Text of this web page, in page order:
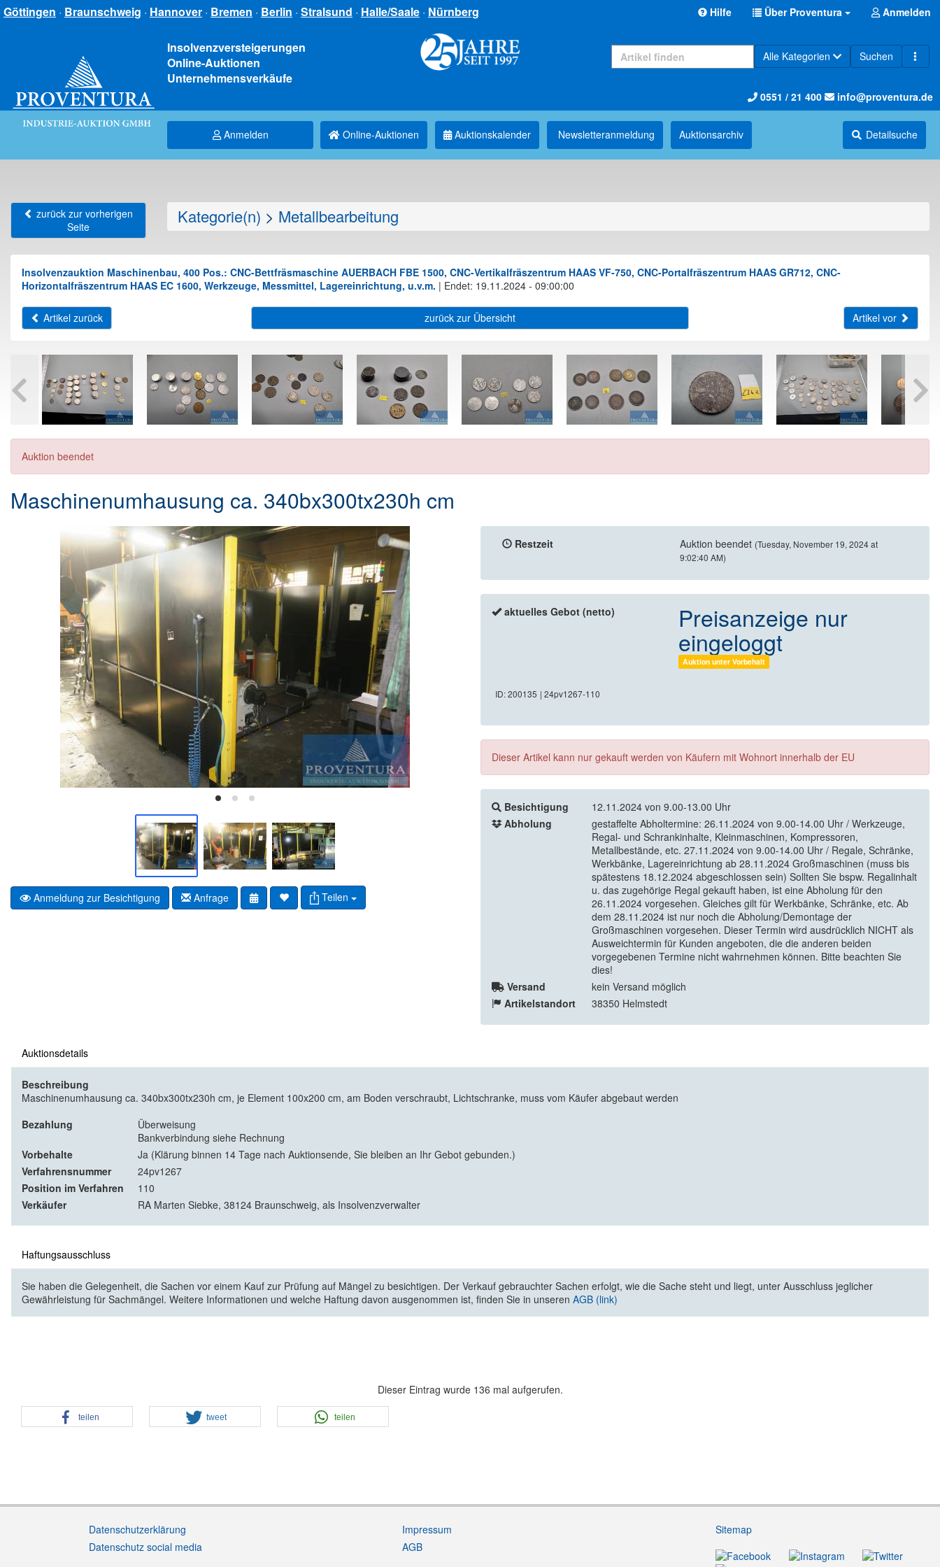
Göttingen · Braunschweig · Hannover · Bremen · Berlin · Stralsund · Halle/Saale · Nürnberg Hilfe Über Proventura Anmelden
Insolvenzversteigerungen
Online-Auktionen
Unternehmensverkäufe
Alle Kategorien Suchen
0551 / 21 400 info@proventura.de
Anmelden Online-Auktionen Auktionskalender Newsletter­anmeldung Auktions­archiv Detailsuche
zurück zur vorherigen
Seite
Kategorie(n) > Metallbearbeitung
Insolvenzauktion Maschinenbau, 400 Pos.: CNC-Bettfräsmaschine AUERBACH FBE 1500, CNC-Vertikalfräszentrum HAAS VF-750, CNC-Portalfräszentrum HAAS GR712, CNC-
Horizontalfräszentrum HAAS EC 1600, Werkzeuge, Messmittel, Lagereinrichtung, u.v.m. | Endet: 19.11.2024 - 09:00:00
Artikel zurück zurück zur Übersicht Artikel vor
Auktion beendet
Maschinenumhausung ca. 340bx300tx230h cm
Anmeldung zur Besichtigung Anfrage Teilen
Restzeit Auktion beendet (Tuesday, November 19, 2024 at
9:02:40 AM)
aktuelles Gebot (netto) Preisanzeige nur
eingeloggt
Auktion unter Vorbehalt
ID: 200135 | 24pv1267-110
Dieser Artikel kann nur gekauft werden von Käufern mit Wohnort innerhalb der EU
Besichtigung
12.11.2024 von 9.00-13.00 Uhr
Abholung
gestaffelte Abholtermine: 26.11.2024 von 9.00-14.00 Uhr / Werkzeuge,
Regal- und Schrankinhalte, Kleinmaschinen, Kompressoren,
Metallbestände, etc. 27.11.2024 von 9.00-14.00 Uhr / Regale, Schränke,
Werkbänke, Lagereinrichtung ab 28.11.2024 Großmaschinen (muss bis
spätestens 18.12.2024 abgeschlossen sein) Sollten Sie bspw. Regalinhalt
u. das zugehörige Regal gekauft haben, ist eine Abholung für den
26.11.2024 vorgesehen. Gleiches gilt für Werkbänke, Schränke, etc. Ab
dem 28.11.2024 ist nur noch die Abholung/Demontage der
Großmaschinen vorgesehen. Dieser Termin wird ausdrücklich NICHT als
Ausweichtermin für Kunden angeboten, die die anderen beiden
vorgegebenen Termine nicht wahrnehmen können. Bitte beachten Sie
dies!
Versand
kein Versand möglich
Artikelstandort
38350 Helmstedt
Auktionsdetails
Beschreibung
Maschinenumhausung ca. 340bx300tx230h cm, je Element 100x200 cm, am Boden verschraubt, Lichtschranke, muss vom Käufer abgebaut werden
Bezahlung
Überweisung
Bankverbindung siehe Rechnung
Vorbehalte
Ja (Klärung binnen 14 Tage nach Auktionsende, Sie bleiben an Ihr Gebot gebunden.)
Verfahrensnummer
24pv1267
Position im Verfahren
110
Verkäufer
RA Marten Siebke, 38124 Braunschweig, als Insolvenzverwalter
Haftungsausschluss
Sie haben die Gelegenheit, die Sachen vor einem Kauf zur Prüfung auf Mängel zu besichtigen. Der Verkauf gebrauchter Sachen erfolgt, wie die Sache steht und liegt, unter Ausschluss jeglicher
Gewährleistung für Sachmängel. Weitere Informationen und welche Haftung davon ausgenommen ist, finden Sie in unseren AGB (link)
Dieser Eintrag wurde 136 mal aufgerufen.
teilen tweet teilen
Datenschutzerklärung
Datenschutz social media
Impressum
AGB
Sitemap